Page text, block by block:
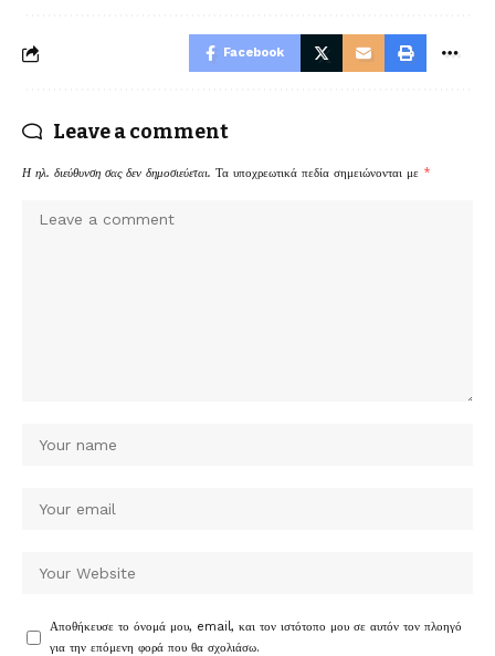
Facebook
Leave a comment
Η ηλ. διεύθυνση σας δεν δημοσιεύεται. Τα υποχρεωτικά πεδία σημειώνονται με *
Αποθήκευσε το όνομά μου, email, και τον ιστότοπο μου σε αυτόν τον πλοηγό
για την επόμενη φορά που θα σχολιάσω.